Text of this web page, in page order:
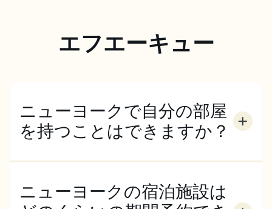
エフエーキュー
ニューヨークで自分の部屋
を持つことはできますか？
ルルームがあります。専用バスルーム付きの部屋もあ
早めに予約してください。
ニューヨークの宿泊施設は